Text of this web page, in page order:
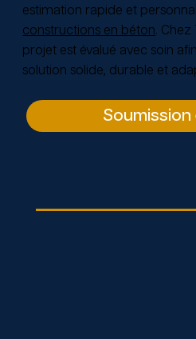
estimation rapide et
constructions en béton. Chez
projet est évalué avec soin
solution solide, durable et
Soumission